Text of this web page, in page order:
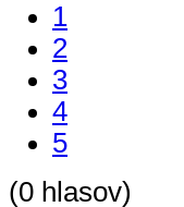
1
2
3
4
5
(0 hlasov)